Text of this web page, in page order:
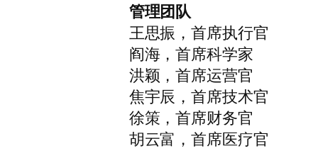
管理团队
王思振，首席执行官
阎海，首席科学家
洪颖，首席运营官
焦宇辰，首席技术官
徐策，首席财务官
胡云富，首席医疗官